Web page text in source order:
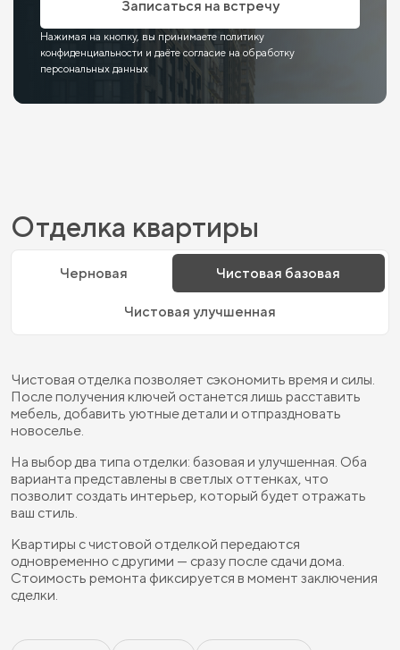
Записаться на встречу
Нажимая на кнопку, вы принимаете политику
конфиденциальности и даёте согласие на обработку
персональных данных
Отделка квартиры
Черновая Чистовая базовая
Чистовая улучшенная
Чистовая отделка позволяет сэкономить время и силы.
После получения ключей останется лишь расставить
мебель, добавить уютные детали и отпраздновать
новоселье.
На выбор два типа отделки: базовая и улучшенная. Оба
варианта представлены в светлых оттенках, что
позволит создать интерьер, который будет отражать
ваш стиль.
Квартиры с чистовой отделкой передаются
одновременно с другими — сразу после сдачи дома.
Стоимость ремонта фиксируется в момент заключения
сделки.
Скрытый элемент 2 - Чистовая базовая
Скрытый элемент 1 - Чистовая базовая